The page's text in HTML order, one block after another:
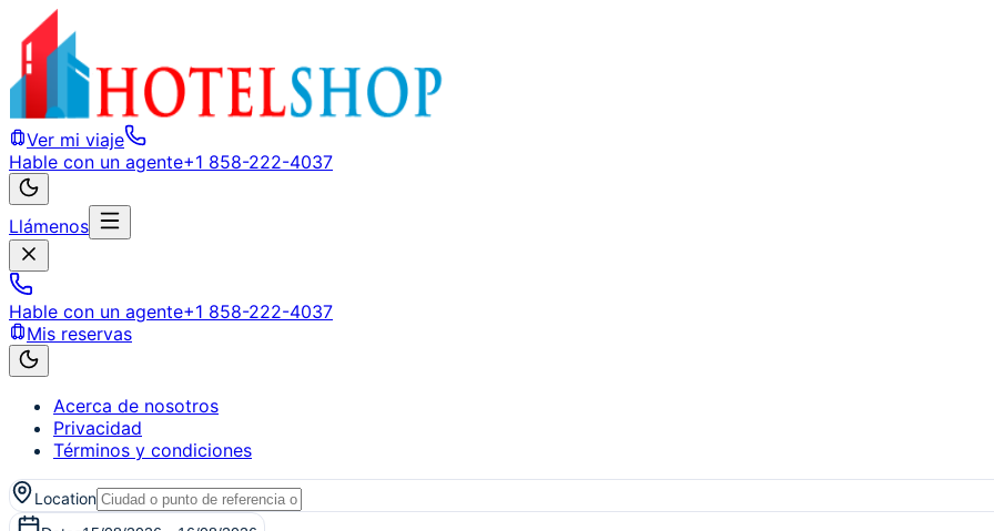
Ver mi viaje
Hable con un agente+1 858-222-4037
Llámenos
Hable con un agente+1 858-222-4037
Mis reservas
Acerca de nosotros
Privacidad
Términos y condiciones
Location